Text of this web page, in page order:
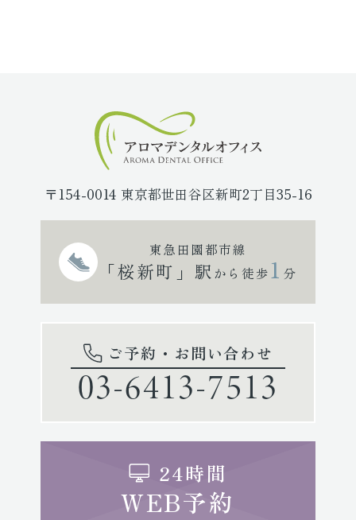
〒154-0014 東京都世田谷区新町2丁目35-16
東急田園都市線
「桜新町」駅 から徒歩 1 分
ご予約・お問い合わせ
03-6413-7513
24時間
WEB予約